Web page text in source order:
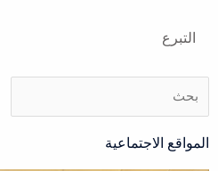
التبرع
المواقع الاجتماعية